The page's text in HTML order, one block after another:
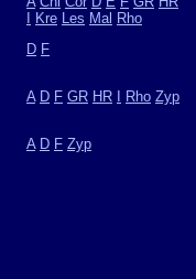
Kre Les Mal Rho
D F
A D F GR HR Rho Zyp
A D F Zyp